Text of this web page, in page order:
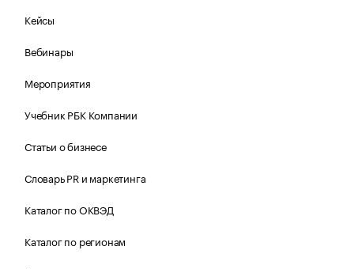
Кейсы
Вебинары
Мероприятия
Учебник РБК Компании
Статьи о бизнесе
Словарь PR и маркетинга
Каталог по ОКВЭД
Каталог по регионам